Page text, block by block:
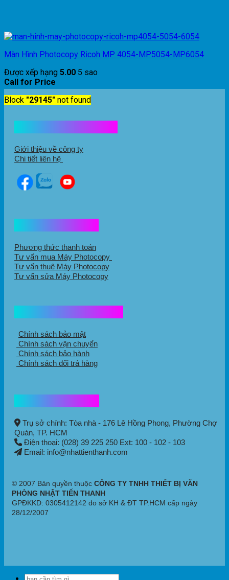
Màn Hình Photocopy Ricoh MP 4054-MP5054-MP6054
Được xếp hạng 5.00 5 sao
Call for Price
Block "29145" not found
Giới thiệu về công ty
Chi tiết liên hệ
Phương thức thanh toán
Tư vấn mua Máy Photocopy
Tư vấn thuê Máy Photocopy
Tư vấn sửa Máy Photocopy
Chính sách bảo mật
Chính sách vận chuyển
Chính sách bảo hành
Chính sách đổi trả hàng
Trụ sở chính: Tòa nhà - 176 Lê Hồng Phong, Phường Chợ
Quán, TP. HCM
Điện thoại: (028) 39 225 250 Ext: 100 - 102 - 103
Email: info@nhattienthanh.com
© 2007 Bản quyền thuộc CÔNG TY TNHH THIẾT BỊ VĂN
PHÒNG NHẬT TIẾN THANH
GPĐKKD: 0305412142 do sở KH & ĐT TP.HCM cấp ngày
28/12/2007